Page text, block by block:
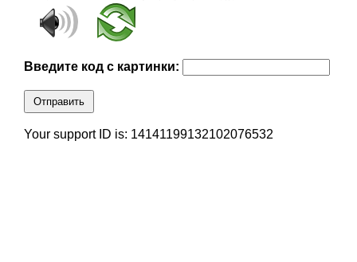
Введите код с картинки:
Отправить
Your support ID is: 14141199132102076532